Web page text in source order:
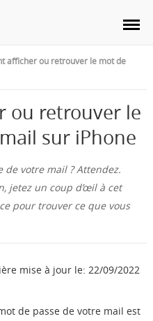
afficher ou retrouver le mot de
ou retrouver le
sur iPhone
de votre mail ? Attendez.
jetez un coup d’œil à cet
pour trouver ce que vous
mise à jour le: 22/09/2022
de passe de votre mail est